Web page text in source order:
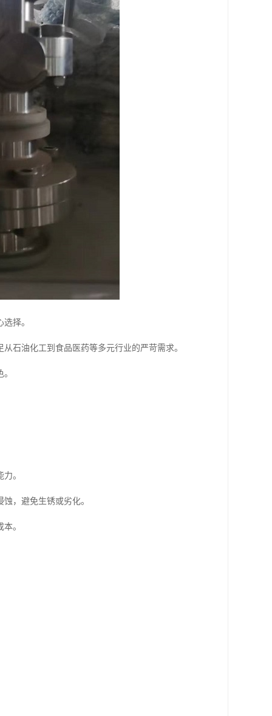
择。
石油化工到食品医药等多元行业的严苛需求。
。
，避免生锈或劣化。
。